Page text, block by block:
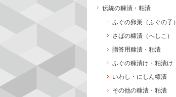
伝統の糠漬・粕漬
ふぐの卵巣（ふぐの子）
さばの糠漬（へしこ）
贈答用糠漬・粕漬
ふぐの糠漬け・粕漬け
いわし・にしん糠漬
その他の糠漬・粕漬